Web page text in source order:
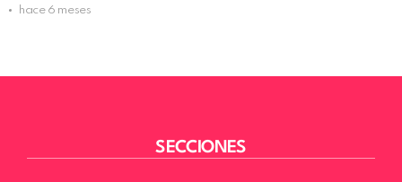
hace 6 meses
SECCIONES